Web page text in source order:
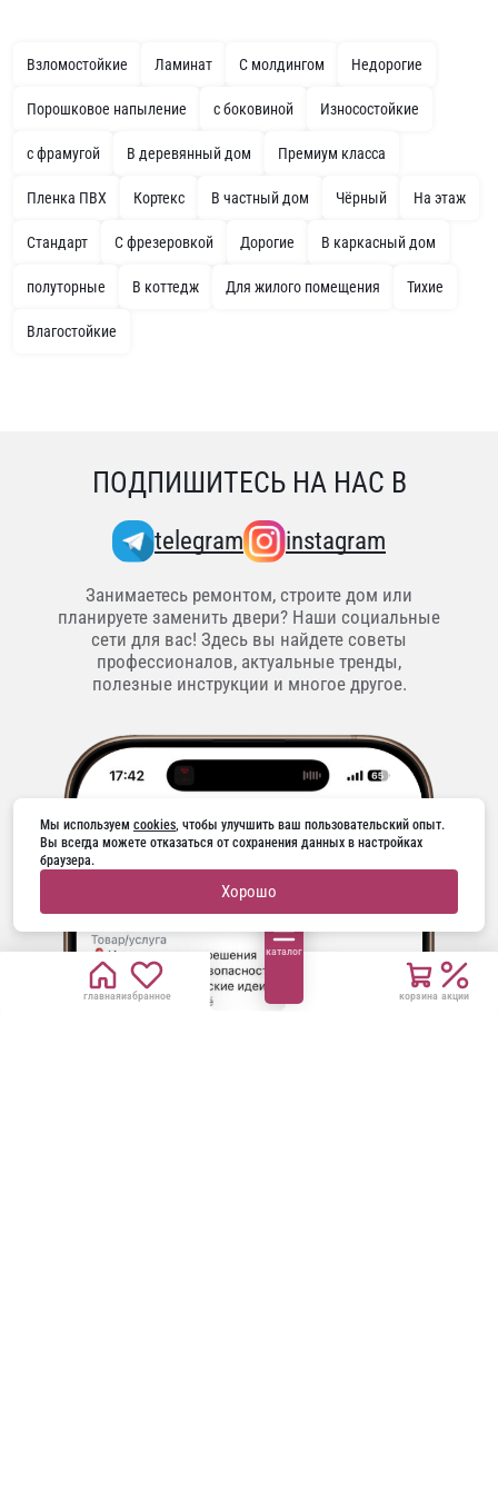
главнаяизбранное
каталог
корзина акции
Взломостойкие Ламинат С молдингом Недорогие
Порошковое напыление с боковиной Износостойкие
с фрамугой В деревянный дом Премиум класса
Пленка ПВХ Кортекс В частный дом Чёрный На этаж
Стандарт С фрезеровкой Дорогие В каркасный дом
полуторные В коттедж Для жилого помещения Тихие
Влагостойкие
ПОДПИШИТЕСЬ НА НАС В
telegram instagram
Занимаетесь ремонтом, строите дом или
планируете заменить двери? Наши социальные
сети для вас! Здесь вы найдете советы
профессионалов, актуальные тренды,
полезные инструкции и многое другое.
Мы используем cookies, чтобы улучшить ваш пользовательский опыт.
Вы всегда можете отказаться от сохранения данных в настройках
браузера.
Хорошо